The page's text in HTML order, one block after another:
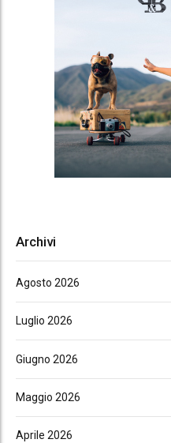
Archivi
Agosto 2026
Luglio 2026
Giugno 2026
Maggio 2026
Aprile 2026